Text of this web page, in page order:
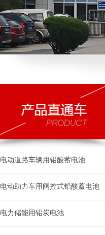
电动道路车辆用铅酸蓄电池
电动助力车用阀控式铅酸蓄电池
电力储能用铅炭电池